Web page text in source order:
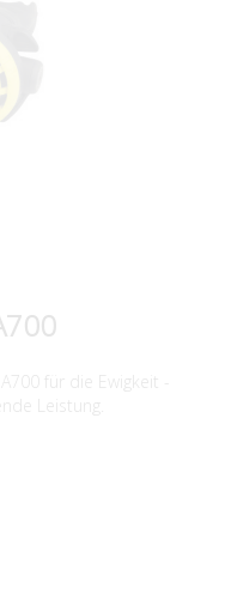
für die Ewigkeit -
Leistung.